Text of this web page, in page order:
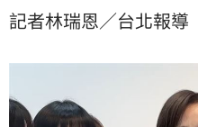
與年輕族群反感。
記者林瑞恩／台北報導